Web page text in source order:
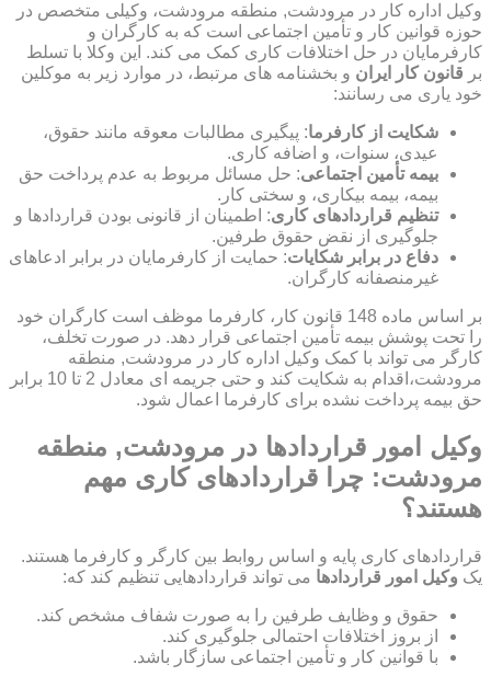
وکیل اداره کار در مرودشت, منطقه مرودشت، وکیلی متخصص در
حوزه قوانین کار و تأمین اجتماعی است که به کارگران و
کارفرمایان در حل اختلافات کاری کمک می کند. این وکلا با تسلط
بر قانون کار ایران و بخشنامه های مرتبط، در موارد زیر به موکلین
خود یاری می رسانند:
شکایت از کارفرما: پیگیری مطالبات معوقه مانند حقوق،
عیدی، سنوات، و اضافه کاری.
بیمه تأمین اجتماعی: حل مسائل مربوط به عدم پرداخت حق
بیمه، بیمه بیکاری، و سختی کار.
تنظیم قراردادهای کاری: اطمینان از قانونی بودن قراردادها و
جلوگیری از نقض حقوق طرفین.
دفاع در برابر شکایات: حمایت از کارفرمایان در برابر ادعاهای
غیرمنصفانه کارگران.
بر اساس ماده 148 قانون کار، کارفرما موظف است کارگران خود
را تحت پوشش بیمه تأمین اجتماعی قرار دهد. در صورت تخلف،
کارگر می تواند با کمک وکیل اداره کار در مرودشت, منطقه
مرودشت،اقدام به شکایت کند و حتی جریمه ای معادل 2 تا 10 برابر
حق بیمه پرداخت نشده برای کارفرما اعمال شود.
وکیل امور قراردادها در مرودشت, منطقه
مرودشت: چرا قراردادهای کاری مهم
هستند؟
قراردادهای کاری پایه و اساس روابط بین کارگر و کارفرما هستند.
یک وکیل امور قراردادها می تواند قراردادهایی تنظیم کند که:
حقوق و وظایف طرفین را به صورت شفاف مشخص کند.
از بروز اختلافات احتمالی جلوگیری کند.
با قوانین کار و تأمین اجتماعی سازگار باشد.